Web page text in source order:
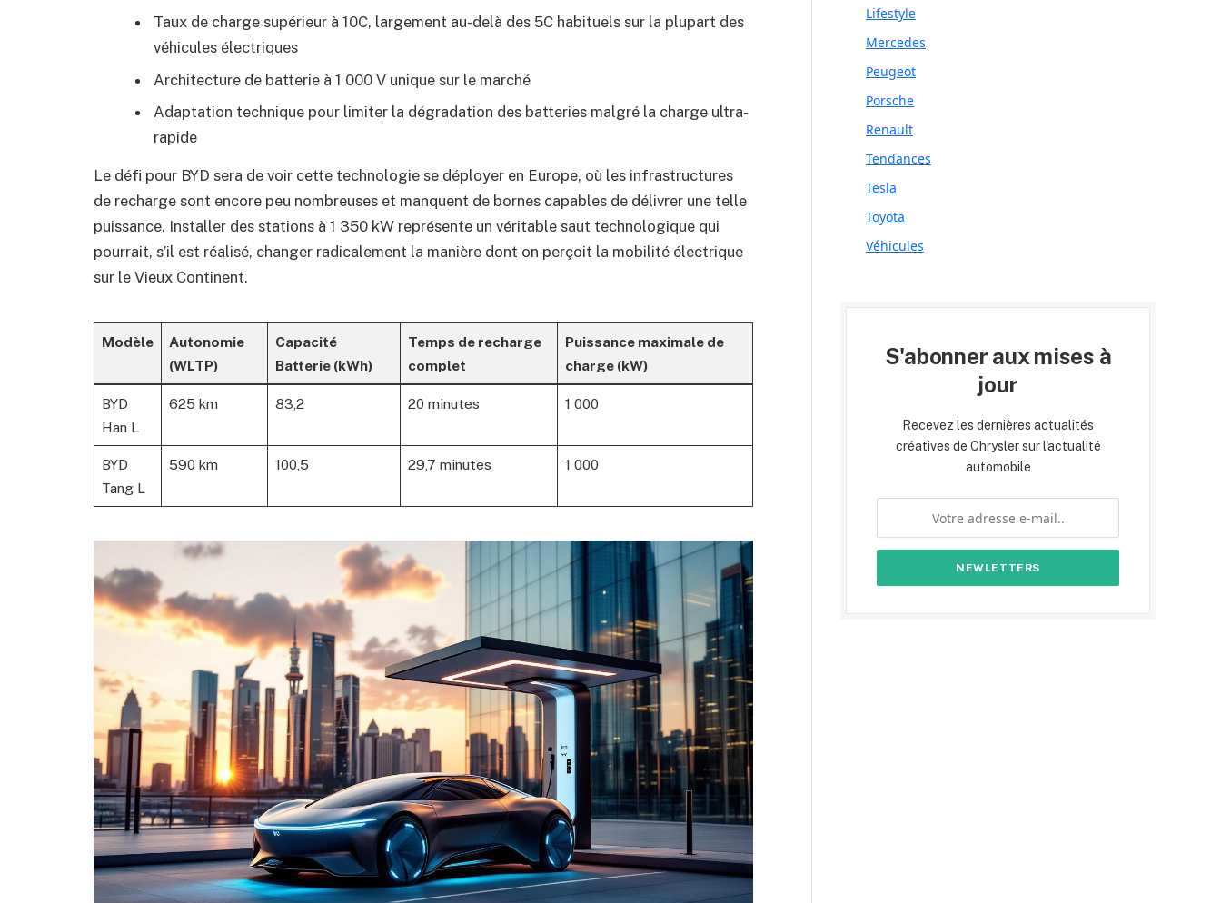
Taux de charge supérieur à 10C, largement au-delà des 5C habituels sur la plupart des
véhicules électriques
Architecture de batterie à 1 000 V unique sur le marché
Adaptation technique pour limiter la dégradation des batteries malgré la charge ultra-
rapide
Le défi pour BYD sera de voir cette technologie se déployer en Europe, où les infrastructures
de recharge sont encore peu nombreuses et manquent de bornes capables de délivrer une telle
puissance. Installer des stations à 1 350 kW représente un véritable saut technologique qui
pourrait, s’il est réalisé, changer radicalement la manière dont on perçoit la mobilité électrique
sur le Vieux Continent.
Modèle
Autonomie
(WLTP)
Capacité
Batterie (kWh)
Temps de recharge
complet
Puissance maximale de
charge (kW)
BYD
Han L
625 km 83,2 20 minutes 1 000
BYD
Tang L
590 km 100,5 29,7 minutes 1 000
Lifestyle
Mercedes
Peugeot
Porsche
Renault
Tendances
Tesla
Toyota
Véhicules
S'abonner aux mises à
jour
Recevez les dernières actualités
créatives de Chrysler sur l'actualité
automobile